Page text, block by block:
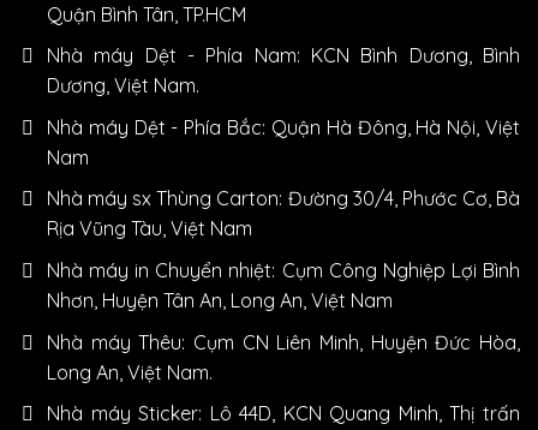
Quận Bình Tân, TP.HCM
Nhà máy Dệt - Phía Nam: KCN Bình Dương, Bình
Dương, Việt Nam.
Nhà máy Dệt - Phía Bắc: Quận Hà Đông, Hà Nội, Việt
Nam
Nhà máy sx Thùng Carton: Đường 30/4, Phước Cơ, Bà
Rịa Vũng Tàu, Việt Nam
Nhà máy in Chuyển nhiệt: Cụm Công Nghiệp Lợi Bình
Nhơn, Huyện Tân An, Long An, Việt Nam
Nhà máy Thêu: Cụm CN Liên Minh, Huyện Đức Hòa,
Long An, Việt Nam.
Nhà máy Sticker: Lô 44D, KCN Quang Minh, Thị trấn